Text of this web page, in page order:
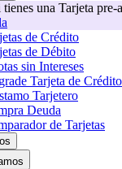
una Tarjeta pre-
de Crédito
de Débito
sin Intereses
Tarjeta de Crédito
Tarjetero
Deuda
de Tarjetas